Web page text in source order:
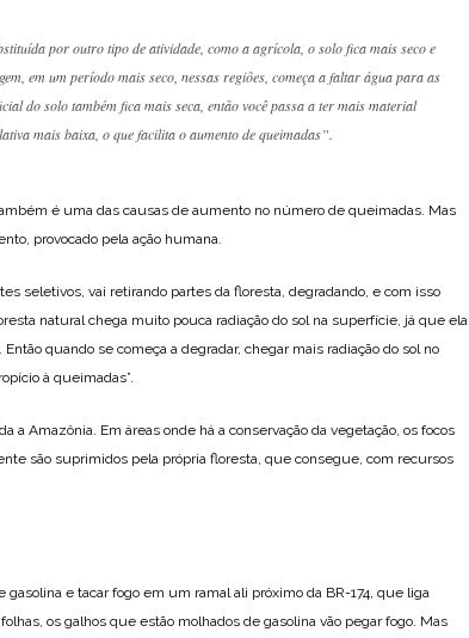
por outro tipo de atividade, como a agrícola, o solo fica mais seco e
em um período mais seco, nessas regiões, começa a faltar água para as
do solo também fica mais seca, então você passa a ter mais material
mais baixa, o que facilita o aumento de queimadas”.
é uma das causas de aumento no número de queimadas. Mas
provocado pela ação humana.
seletivos, vai retirando partes da floresta, degradando, e com isso
natural chega muito pouca radiação do sol na superfície, já que ela
quando se começa a degradar, chegar mais radiação do sol no
à queimadas”.
a Amazônia. Em áreas onde há a conservação da vegetação, os focos
são suprimidos pela própria floresta, que consegue, com recursos
gasolina e tacar fogo em um ramal ali próximo da BR-174, que liga
os galhos que estão molhados de gasolina vão pegar fogo. Mas